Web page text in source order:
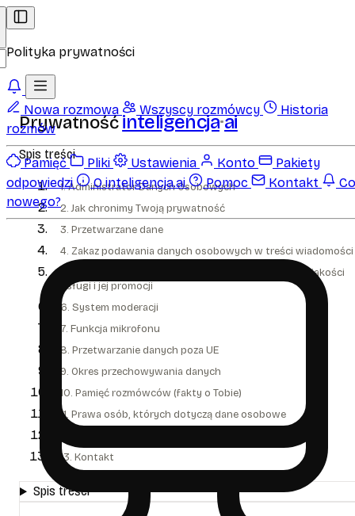
Polityka prywatności
Nowa rozmowa Wszyscy rozmówcy
Historia
rozmów
Pamięć Pliki Ustawienia Konto
Pakiety
odpowiedzi
O inteligencja.ai Pomoc Kontakt
Co
nowego?
Prywatność inteligencja ai
Spis treści
1. Administrator Danych Osobowych
2. Jak chronimy Twoją prywatność
3. Przetwarzane dane
4. Zakaz podawania danych osobowych w treści wiadomości
5. Wykorzystanie wiadomości w celach poprawienia jakości
usługi i jej promocji
6. System moderacji
7. Funkcja mikrofonu
8. Przetwarzanie danych poza UE
9. Okres przechowywania danych
10. Pamięć rozmówców (fakty o Tobie)
11. Prawa osób, których dotyczą dane osobowe
13. Kontakt
Spis treści